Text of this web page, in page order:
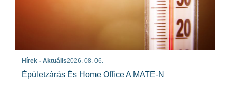
Hírek - Aktuális2026. 08. 06.
Épületzárás És Home Office A MATE-N